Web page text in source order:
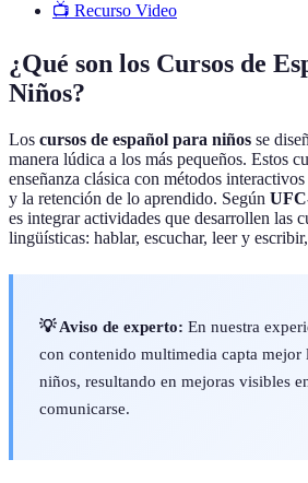
📺 Recurso Video
¿Qué son los Cursos de
Niños?
Los cursos de español para niños se
manera lúdica a los más pequeños. Estos
enseñanza clásica con métodos
y la retención de lo aprendido. Según
es integrar actividades que desarrollen las
lingüísticas: hablar, escuchar, leer y
💡 Aviso de experto: En nuestra
con contenido multimedia capta mejor
niños, resultando en mejoras visibles
comunicarse.